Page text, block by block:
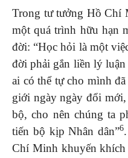
Trong tư tưởng Hồ Chí
một quá trình hữu hạn
đời: “Học hỏi là một
đời phải gắn liền lý
ai có thể tự cho mình
giới ngày ngày đổi mới,
bộ, cho nên chúng ta
tiến bộ kịp Nhân dân”6
Chí Minh khuyến